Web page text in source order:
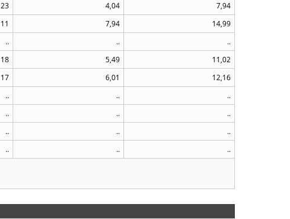
23 4,04
7,94
11 7,94
14,99
.. ..
..
18 5,49
11,02
17 6,01
12,16
.. ..
..
.. ..
..
.. ..
..
.. ..
..